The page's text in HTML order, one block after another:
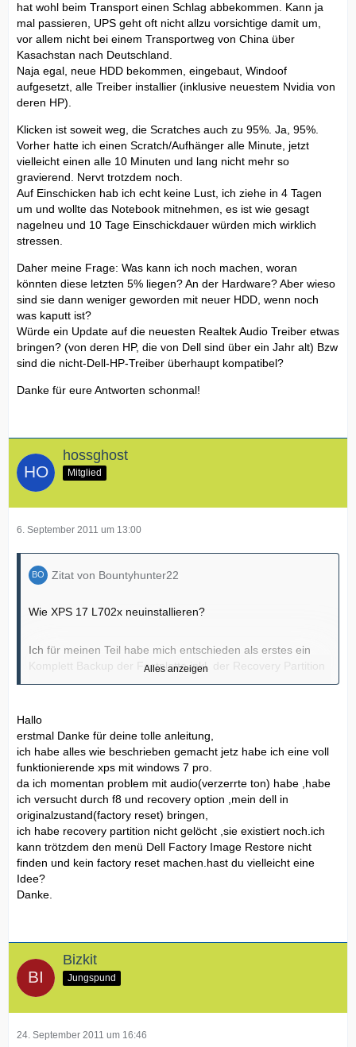
hat wohl beim Transport einen Schlag abbekommen. Kann ja
mal passieren, UPS geht oft nicht allzu vorsichtige damit um,
vor allem nicht bei einem Transportweg von China über
Kasachstan nach Deutschland.
Naja egal, neue HDD bekommen, eingebaut, Windoof
aufgesetzt, alle Treiber installier (inklusive neuestem Nvidia von
deren HP).
Klicken ist soweit weg, die Scratches auch zu 95%. Ja, 95%.
Vorher hatte ich einen Scratch/Aufhänger alle Minute, jetzt
vielleicht einen alle 10 Minuten und lang nicht mehr so
gravierend. Nervt trotzdem noch.
Auf Einschicken hab ich echt keine Lust, ich ziehe in 4 Tagen
um und wollte das Notebook mitnehmen, es ist wie gesagt
nagelneu und 10 Tage Einschickdauer würden mich wirklich
stressen.
Daher meine Frage: Was kann ich noch machen, woran
könnten diese letzten 5% liegen? An der Hardware? Aber wieso
sind sie dann weniger geworden mit neuer HDD, wenn noch
was kaputt ist?
Würde ein Update auf die neuesten Realtek Audio Treiber etwas
bringen? (von deren HP, die von Dell sind über ein Jahr alt) Bzw
sind die nicht-Dell-HP-Treiber überhaupt kompatibel?
Danke für eure Antworten schonmal!
hossghost
Mitglied
6. September 2011 um 13:00
Zitat von Bountyhunter22
Wie XPS 17 L702x neuinstallieren?
Ich für meinen Teil habe mich entschieden als erstes ein
Komplett Backup der Festplatte inkl. der Recovery Partition
mit Acronis True Image zu erstellen. Damit man ggf. bei
Nach dem das geschehen ist, kann man sich an das
Partitionieren gehen.
Es gibt einige Partitions-Programme, z.B. gparted, Acronis
Disk Director 11 usw.
Man kann es aber auch mit dem Windows eigenem
Programm machen während der Windows Installation.
Ich habe alle Partitionen zuerst gelöscht!
Dann habe ich folgende Partitionen erstellt. Ausgangspunkt
2x 500GB kann bei jedem abweichen, je nachdem wie viele
Festplatten verbaut sind und wie groß diese sind!
System-reserviert (wird automatisch von Windows angelegt)
Systempartition ca. 180GB HDD1
Daten ca. 292 GB (Rest von HDD1)
Spiele HDD2
Version aus und beginnt mit der Windows Installation.
Nach Abschluss der Windows Installation, geht es an die
Treiber Installation.
laden. Da kann man dann manuell entweder das XPS
Alles anzeigen
Hallo
erstmal Danke für deine tolle anleitung,
ich habe alles wie beschrieben gemacht jetz habe ich eine voll
funktionierende xps mit windows 7 pro.
da ich momentan problem mit audio(verzerrte ton) habe ,habe
ich versucht durch f8 und recovery option ,mein dell in
originalzustand(factory reset) bringen,
ich habe recovery partition nicht gelöcht ,sie existiert noch.ich
kann trötzdem den menü Dell Factory Image Restore nicht
finden und kein factory reset machen.hast du vielleicht eine
Idee?
Danke.
Bizkit
Jungspund
24. September 2011 um 16:46